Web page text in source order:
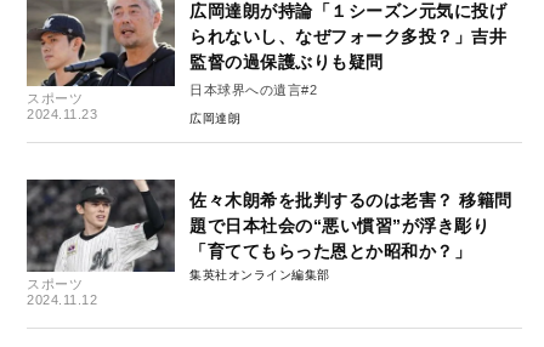
スポーツ
2024.11.23
広岡達朗が持論「１シーズン元気に投げ
られないし、なぜフォーク多投？」吉井
監督の過保護ぶりも疑問
日本球界への遺言#2
広岡達朗
スポーツ
2024.11.12
佐々木朗希を批判するのは老害？ 移籍問
題で日本社会の“悪い慣習”が浮き彫り
「育ててもらった恩とか昭和か？」
集英社オンライン編集部